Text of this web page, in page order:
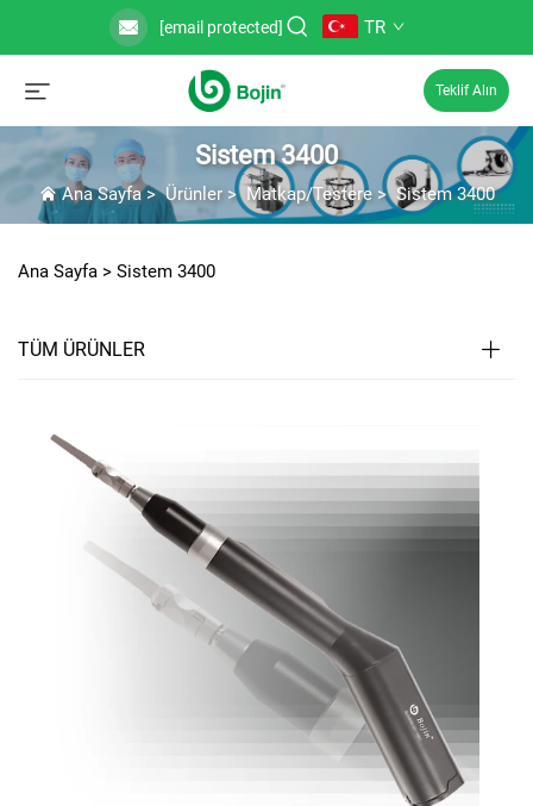
[email protected] TR
Teklif Alın
Sistem 3400
Ana Sayfa>Ürünler> Matkap/Testere>Sistem 3400
Ana Sayfa > Sistem 3400
TÜM ÜRÜNLER